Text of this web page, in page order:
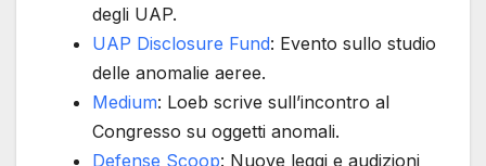
degli UAP.
UAP Disclosure Fund: Evento sullo studio
delle anomalie aeree.
Medium: Loeb scrive sull’incontro al
Congresso su oggetti anomali.
Defense Scoop: Nuove leggi e audizioni